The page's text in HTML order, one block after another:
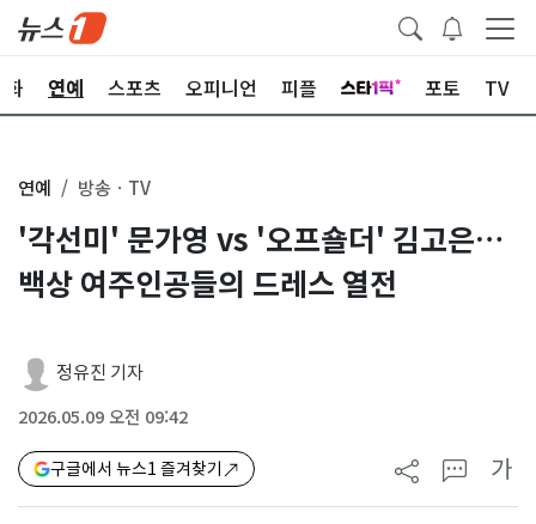
화 연예 스포츠 오피니언 피플 포토 TV
연예 방송ㆍTV
'각선미' 문가영 vs '오프숄더' 김고은…
백상 여주인공들의 드레스 열전
정유진 기자
2026.05.09 오전 09:42
구글에서 뉴스1 즐겨찾기 가